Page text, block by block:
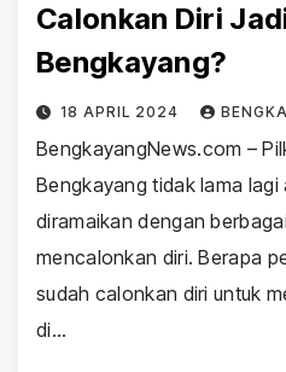
Calonkan Diri
Bengkayang?
18 APRIL 2024
BengkayangNews.com –
Bengkayang tidak lama lagi
diramaikan dengan
mencalonkan diri. Berapa
sudah calonkan diri untuk
di…